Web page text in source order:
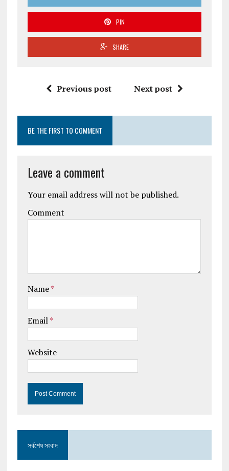
PIN
SHARE
Previous post Next post
BE THE FIRST TO COMMENT
Leave a comment
Your email address will not be published.
Comment
Name*
Email*
Website
সর্বশেষ সংবাদ